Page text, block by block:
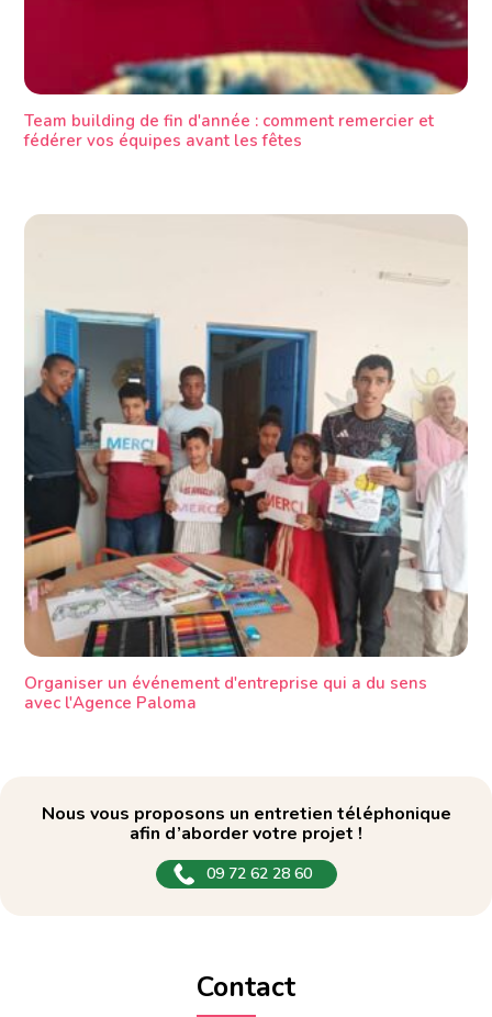
Team building de fin d'année : comment remercier et
fédérer vos équipes avant les fêtes
Organiser un événement d'entreprise qui a du sens
avec l'Agence Paloma
Nous vous proposons un entretien téléphonique
afin d’aborder votre projet !
09 72 62 28 60
Contact